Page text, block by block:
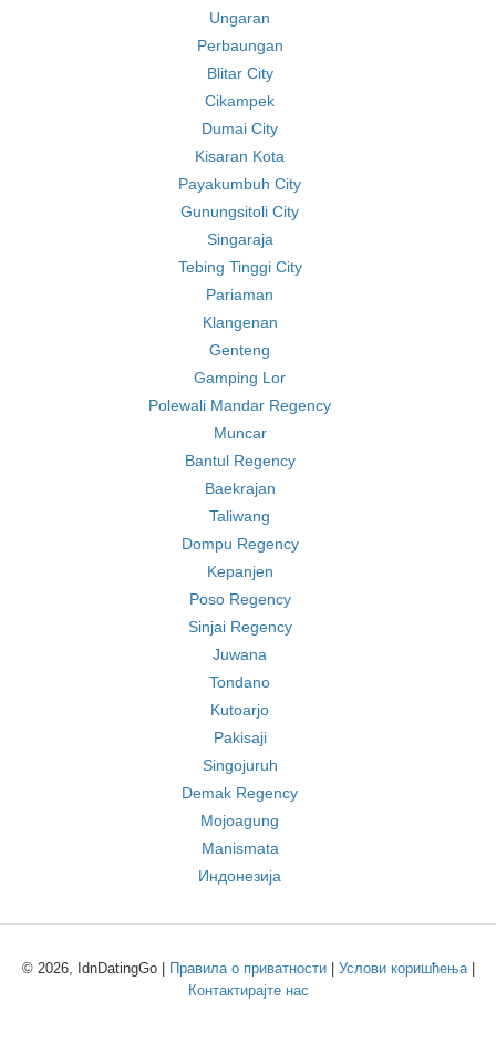
Ungaran
Perbaungan
Blitar City
Cikampek
Dumai City
Kisaran Kota
Payakumbuh City
Gunungsitoli City
Singaraja
Tebing Tinggi City
Pariaman
Klangenan
Genteng
Gamping Lor
Polewali Mandar Regency
Muncar
Bantul Regency
Baekrajan
Taliwang
Dompu Regency
Kepanjen
Poso Regency
Sinjai Regency
Juwana
Tondano
Kutoarjo
Pakisaji
Singojuruh
Demak Regency
Mojoagung
Manismata
Индонезија
© 2026, IdnDatingGo | Правила о приватности| Услови коришћења|
Контактирајте нас